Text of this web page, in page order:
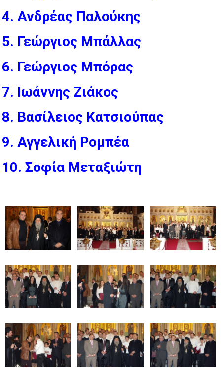
4. Ανδρέας Παλούκης
5. Γεώργιος Μπάλλας
6. Γεώργιος Μπόρας
7. Ιωάννης Ζιάκος
8. Βασίλειος Κατσιούπας
9. Αγγελική Ρομπέα
10. Σοφία Μεταξιώτη